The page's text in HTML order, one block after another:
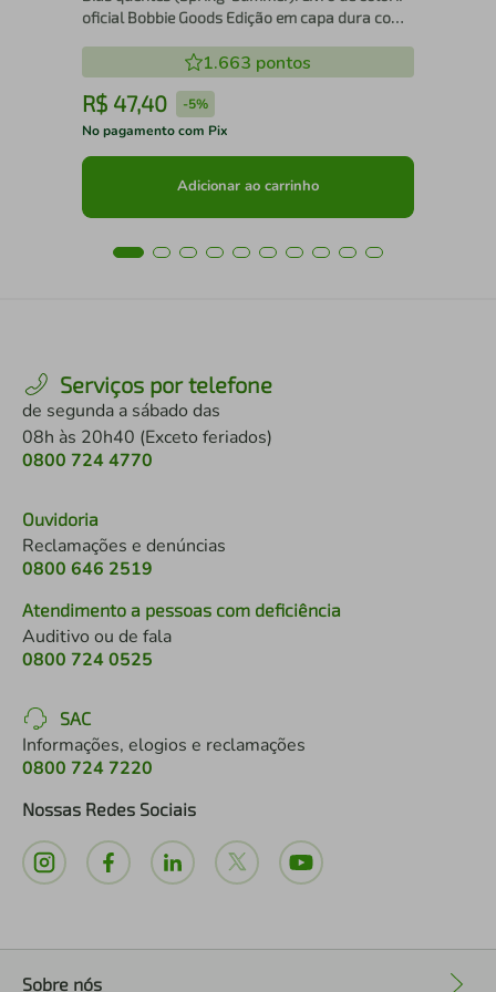
oficial Bobbie Goods Edição em capa dura com
1.663 pontos
R$ 47,40 -5%
No pagamento com Pix
Adicionar ao carrinho
Serviços por telefone
de segunda a sábado das
08h às 20h40 (Exceto feriados)
0800 724 4770
Ouvidoria
Reclamações e denúncias
0800 646 2519
Atendimento a pessoas com deficiência
Auditivo ou de fala
0800 724 0525
SAC
Informações, elogios e reclamações
0800 724 7220
Nossas Redes Sociais
Sobre nós